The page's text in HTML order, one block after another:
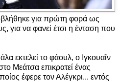
για πρώτη φορά ως
για να φανεί έτσι η ένταση που
εκτελεί το φάουλ, ο Ιγκουαΐν
Μεάτσα επικρατεί ένας
έφερε τον Αλέγκρι... εντός